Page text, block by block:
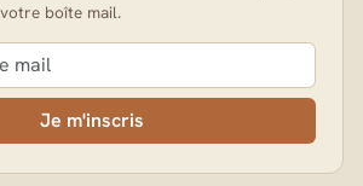
boîte mail.
Je m'inscris